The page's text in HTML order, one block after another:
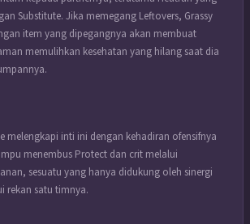
Substitute. Jika memegang Leftovers, Grassy
item yang dipegangnya akan membuat
memulihkan kesehatan yang hilang saat dia
melengkapi inti ini dengan kehadiran ofensifnya
menembus Protect dan crit melalui
sesuatu yang hanya didukung oleh sinergi
rekan satu timnya.